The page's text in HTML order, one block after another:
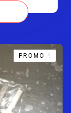
PROMO !
PROMO !